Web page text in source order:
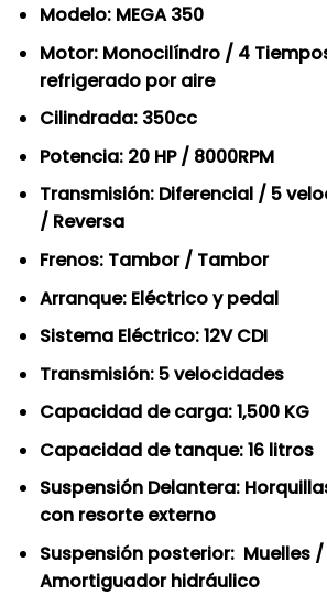
Modelo: MEGA 350
Motor: Monocilíndro / 4
refrigerado por aire
Cilindrada: 350cc
Potencia: 20 HP / 8000RPM
Transmisión: Diferencial / 5
/ Reversa
Frenos: Tambor / Tambor
Arranque: Eléctrico y pedal
Sistema Eléctrico: 12V CDI
Transmisión: 5 velocidades
Capacidad de carga: 1,500 KG
Capacidad de tanque: 16 litros
Suspensión Delantera:
con resorte externo
Suspensión posterior: Muelles
Amortiguador hidráulico